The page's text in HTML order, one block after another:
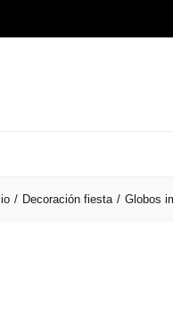
Decoración fiesta Globos